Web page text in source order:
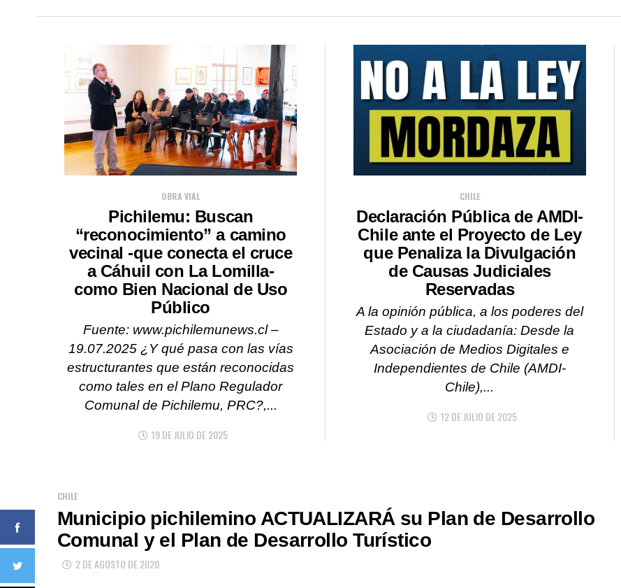
OBRA VIAL
Pichilemu: Buscan
“reconocimiento” a camino
vecinal -que conecta el cruce
a Cáhuil con La Lomilla-
como Bien Nacional de Uso
Público
Fuente: www.pichilemunews.cl –
19.07.2025 ¿Y qué pasa con las vías
estructurantes que están reconocidas
como tales en el Plano Regulador
Comunal de Pichilemu, PRC?,...
19 DE JULIO DE 2025
CHILE
Declaración Pública de AMDI-
Chile ante el Proyecto de Ley
que Penaliza la Divulgación
de Causas Judiciales
Reservadas
A la opinión pública, a los poderes del
Estado y a la ciudadanía: Desde la
Asociación de Medios Digitales e
Independientes de Chile (AMDI-
Chile),...
12 DE JULIO DE 2025
CHILE
Municipio pichilemino ACTUALIZARÁ su Plan de Desarrollo
Comunal y el Plan de Desarrollo Turístico
2 DE AGOSTO DE 2020